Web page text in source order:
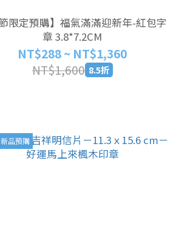
節限定預購】福氣滿滿迎新年-紅包字
章 3.8*7.2CM
NT$288 ~ NT$1,360
NT$1,600 8.5折
品預購